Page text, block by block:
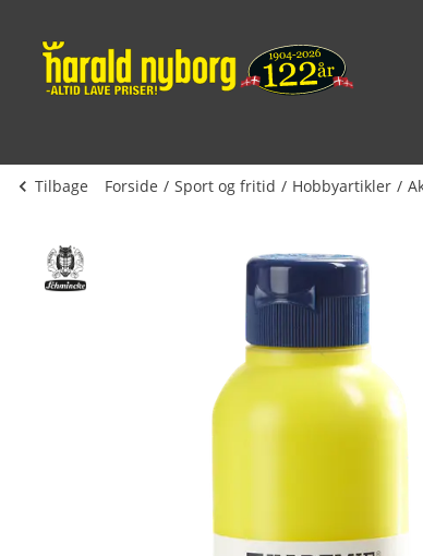
Tilbage Forside Sport og fritid Hobbyartikler